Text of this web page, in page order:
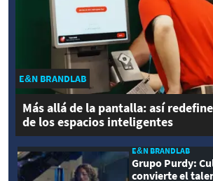
E&N BRANDLAB
Más allá de la pantalla: así
de los espacios inteligentes
E&N BRANDLAB
Grupo Purdy:
convierte el